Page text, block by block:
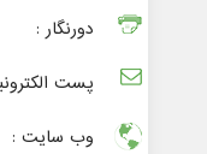
دورنگار :
پست
وب سایت :